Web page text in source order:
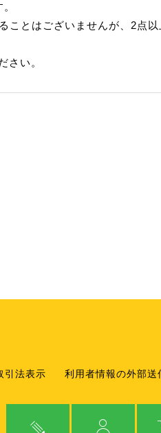
ことはございませんが、2点以
さい。
引法表示 利用者情報の外部送